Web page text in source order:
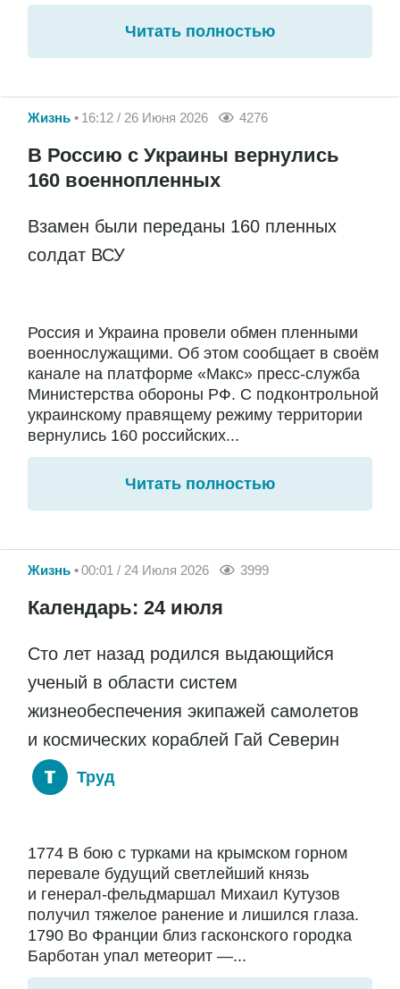
Читать полностью
Жизнь 16:12 / 26 Июня 2026 4276
В Россию с Украины вернулись
160 военнопленных
Взамен были переданы 160 пленных
солдат ВСУ
Россия и Украина провели обмен пленными
военнослужащими. Об этом сообщает в своём
канале на платформе «Макс» пресс-служба
Министерства обороны РФ. С подконтрольной
украинскому правящему режиму территории
вернулись 160 российских...
Читать полностью
Жизнь 00:01 / 24 Июля 2026 3999
Календарь: 24 июля
Сто лет назад родился выдающийся
ученый в области систем
жизнеобеспечения экипажей самолетов
и космических кораблей Гай Северин
Труд
1774 В бою с турками на крымском горном
перевале будущий светлейший князь
и генерал-фельдмаршал Михаил Кутузов
получил тяжелое ранение и лишился глаза.
1790 Во Франции близ гасконского городка
Барботан упал метеорит —...